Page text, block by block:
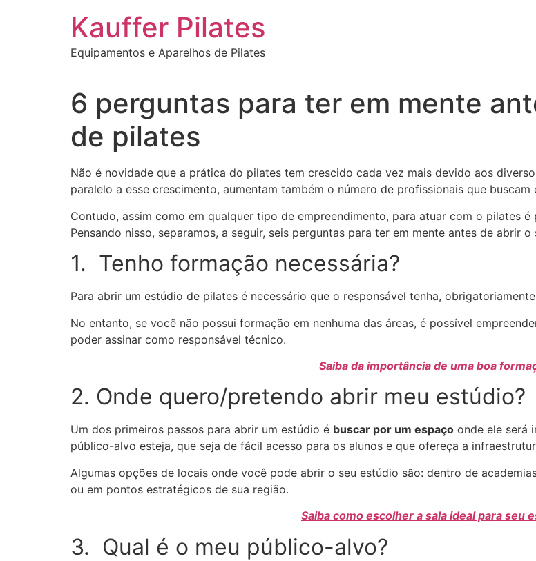
Kauffer Pilates
Equipamentos e Aparelhos de Pilates
6 perguntas para ter em mente
de pilates
Não é novidade que a prática do pilates tem crescido cada vez mais devido aos
paralelo a esse crescimento, aumentam também o número de profissionais que buscam
Contudo, assim como em qualquer tipo de empreendimento, para atuar com o pilates
Pensando nisso, separamos, a seguir, seis perguntas para ter em mente antes de abrir
1. Tenho formação necessária?
Para abrir um estúdio de pilates é necessário que o responsável tenha,
No entanto, se você não possui formação em nenhuma das áreas, é possível
poder assinar como responsável técnico.
Saiba da importância de uma boa
2. Onde quero/pretendo abrir meu estúdio?
Um dos primeiros passos para abrir um estúdio é buscar por um espaço onde ele será
público-alvo esteja, que seja de fácil acesso para os alunos e que ofereça a
Algumas opções de locais onde você pode abrir o seu estúdio são: dentro de
ou em pontos estratégicos de sua região.
Saiba como escolher a sala ideal para seu
3. Qual é o meu público-alvo?